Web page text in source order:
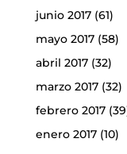
junio 2017(61)
mayo 2017(58)
abril 2017(32)
marzo 2017(32)
febrero 2017
enero 2017(10)